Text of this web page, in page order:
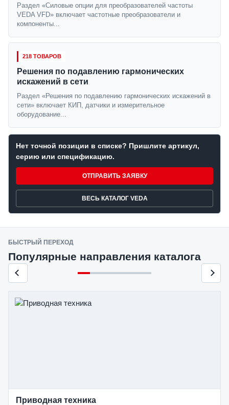
Раздел «Силовые опции для преобразователей частоты
VEDA VFD» включает частотные преобразователи и
компоненты...
218 ТОВАРОВ
Решения по подавлению гармонических
искажений в сети
Раздел «Решения по подавлению гармонических искажений в
сети» включает КИП, датчики и измерительное
оборудование...
Нет точной позиции в списке? Пришлите артикул,
серию или спецификацию.
ОТПРАВИТЬ ЗАЯВКУ
ВЕСЬ КАТАЛОГ VEDA
БЫСТРЫЙ ПЕРЕХОД
Популярные направления каталога
Приводная техника